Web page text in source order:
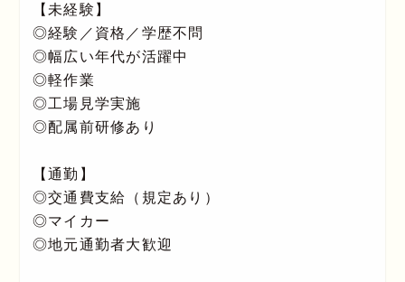
【未経験】
◎経験／資格／学歴不問
◎幅広い年代が活躍中
◎軽作業
◎工場見学実施
◎配属前研修あり
【通勤】
◎交通費支給（規定あり）
◎マイカー
◎地元通勤者大歓迎